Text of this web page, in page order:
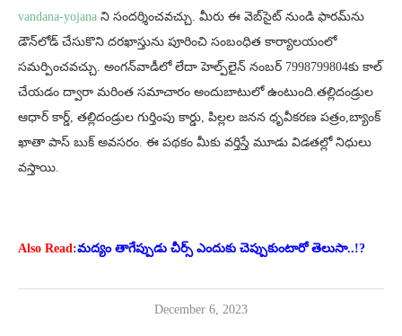
vandana-yojana ని సందర్శించవచ్చు. మీరు ఈ వెబ్‌సైట్ నుండి ఫారమ్‌ను
డౌన్‌లోడ్ చేసుకొని దరఖాస్తును పూరించి సంబంధిత కార్యాలయంలో
సమర్పించవచ్చు. అంగన్‌వాడీలో లేదా హెల్ప్‌లైన్ నంబర్ 7998799804కు కాల్
చేయడం ద్వారా మరింత సమాచారం అందుబాటులో ఉంటుంది.తల్లిదండ్రుల
ఆధార్ కార్డ్, తల్లిదండ్రుల గుర్తింపు కార్డు, పిల్లల జనన ధృవీకరణ పత్రం,బ్యాంక్
ఖాతా పాస్ బుక్ అవసరం. ఈ పథకం మీకు వర్తిస్తే మూడు విడతల్లో నిధులు
వస్తాయి.
Also Read:మద్యం తాగేప్పుడు చీర్స్ ఎందుకు చెప్పుకుంటారో తెలుసా..!?
December 6, 2023